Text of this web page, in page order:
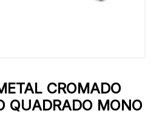
CROMADO
QUADRADO MONO